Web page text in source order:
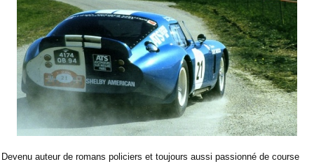
Devenu auteur de romans policiers et toujours aussi passionné de course